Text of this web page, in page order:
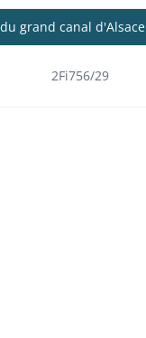
grand canal d'Alsace
2Fi756/29